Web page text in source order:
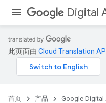
Digital
此页面由 Cloud Translation API
首页 产品 Google Digital